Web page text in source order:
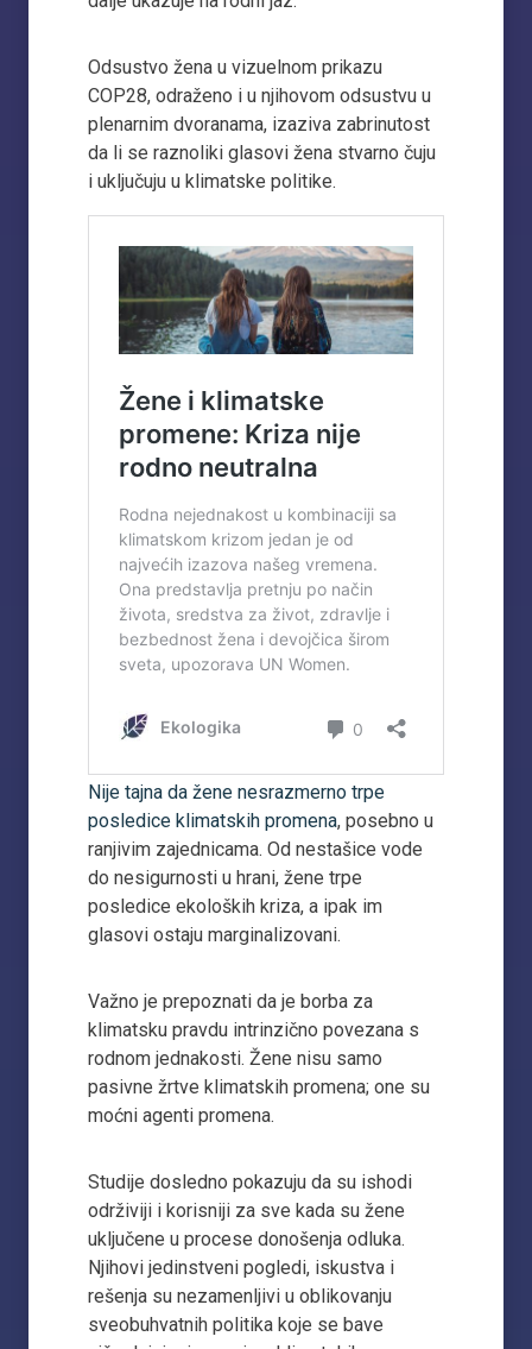
Odsustvo žena u vizuelnom prikazu
COP28, odraženo i u njihovom odsustvu u
plenarnim dvoranama, izaziva zabrinutost
da li se raznoliki glasovi žena stvarno čuju
i uključuju u klimatske politike.
Nije tajna da žene nesrazmerno trpe
posledice klimatskih promena, posebno u
ranjivim zajednicama. Od nestašice vode
do nesigurnosti u hrani, žene trpe
posledice ekoloških kriza, a ipak im
glasovi ostaju marginalizovani.
Važno je prepoznati da je borba za
klimatsku pravdu intrinzično povezana s
rodnom jednakosti. Žene nisu samo
pasivne žrtve klimatskih promena; one su
moćni agenti promena.
Studije dosledno pokazuju da su ishodi
održiviji i korisniji za sve kada su žene
uključene u procese donošenja odluka.
Njihovi jedinstveni pogledi, iskustva i
rešenja su nezamenljivi u oblikovanju
sveobuhvatnih politika koje se bave